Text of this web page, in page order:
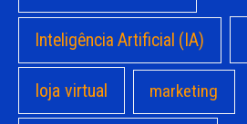
Inteligência Artificial (IA)
loja virtual marketing